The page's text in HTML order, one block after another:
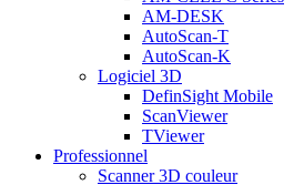
AM-DESK
AutoScan-T
AutoScan-K
Logiciel 3D
DefinSight Mobile
ScanViewer
TViewer
Professionnel
Scanner 3D couleur